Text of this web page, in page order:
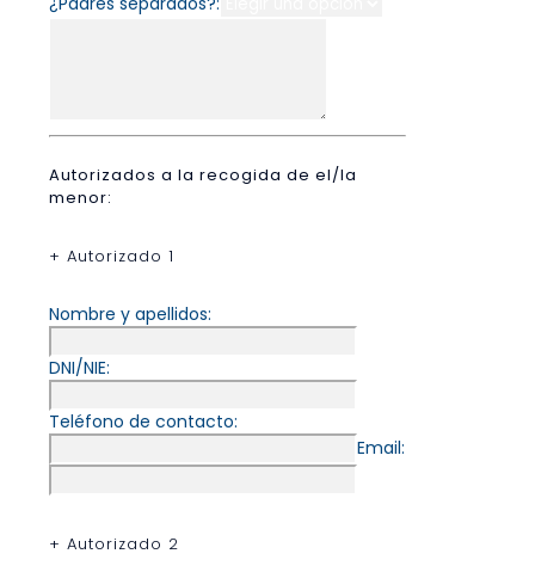
Autorizados a la recogida de el/la
menor:
+ Autorizado 1
Nombre y apellidos:
DNI/NIE:
Teléfono de contacto:
Email:
+ Autorizado 2